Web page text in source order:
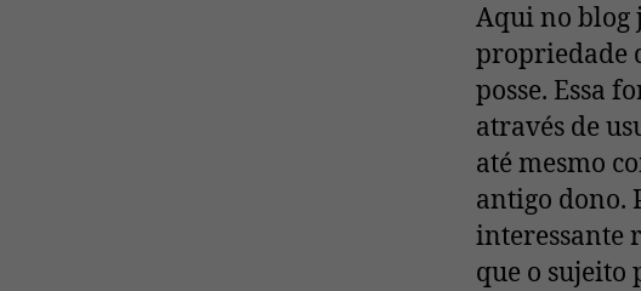
Aqui no blog
propriedade
posse. Essa
através de
até mesmo
antigo dono.
interessante
que o sujeito